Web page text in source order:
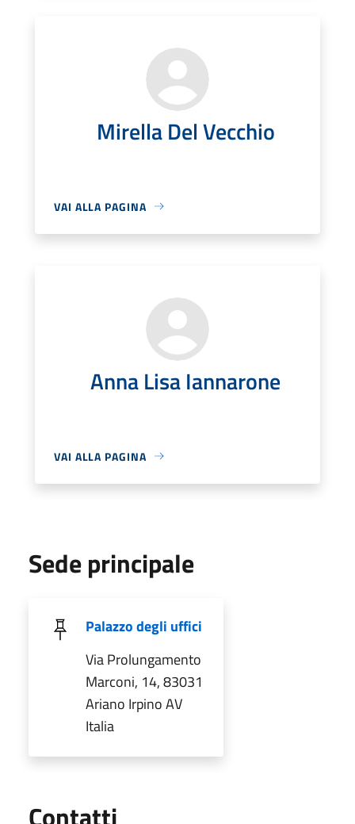
Mirella Del Vecchio
VAI ALLA PAGINA
Anna Lisa Iannarone
VAI ALLA PAGINA
Sede principale
Palazzo degli uffici
Via Prolungamento
Marconi, 14, 83031
Ariano Irpino AV
Italia